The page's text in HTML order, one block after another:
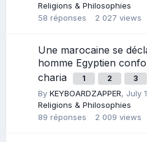
Religions & Philosophies
58 réponses 2 027 views
Une marocaine se
homme Egyptien
charia
1 2 3
By KEYBOARDZAPPER, July
Religions & Philosophies
89 réponses 2 009 views